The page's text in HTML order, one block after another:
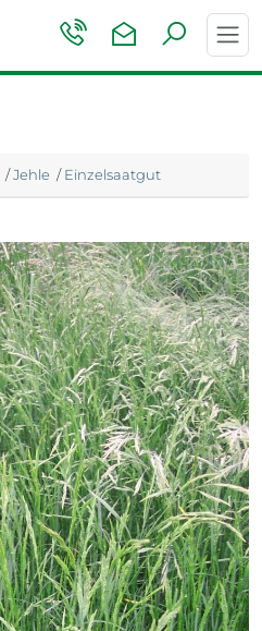
/Jehle /Einzelsaatgut